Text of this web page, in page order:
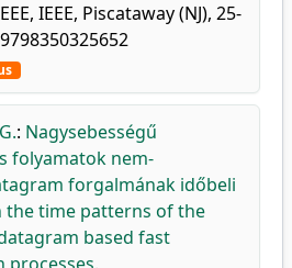
IEEE, Piscataway (NJ), 25-
: Nagysebességű
folyamatok nem-
forgalmának időbeli
the time patterns of the
based fast